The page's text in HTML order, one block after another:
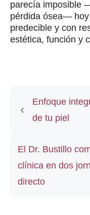
parecía imposible
pérdida ósea—
predecible y con
estética, función y
Enfoque
de tu piel
El Dr. Bustillo
clínica en dos
directo